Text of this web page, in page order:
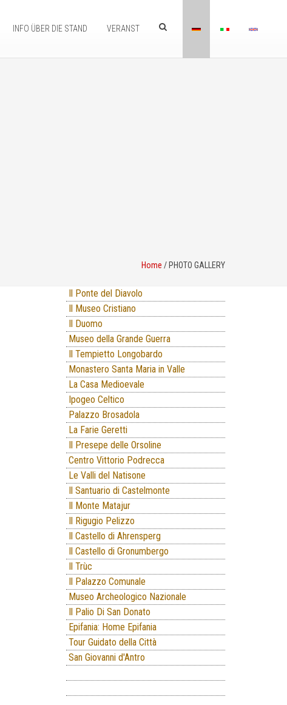
INFO ÜBER DIE STAND VERANST
Home / PHOTO GALLERY
Il Ponte del Diavolo
Il Museo Cristiano
Il Duomo
Museo della Grande Guerra
Il Tempietto Longobardo
Monastero Santa Maria in Valle
La Casa Medioevale
Ipogeo Celtico
Palazzo Brosadola
La Farie Geretti
Il Presepe delle Orsoline
Centro Vittorio Podrecca
Le Valli del Natisone
Il Santuario di Castelmonte
Il Monte Matajur
Il Rigugio Pelizzo
Il Castello di Ahrensperg
Il Castello di Gronumbergo
Il Trùc
Il Palazzo Comunale
Museo Archeologico Nazionale
Il Palio Di San Donato
Epifania: Home Epifania
Tour Guidato della Città
San Giovanni d'Antro